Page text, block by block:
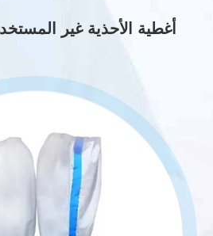
أغطية الأحذية غير